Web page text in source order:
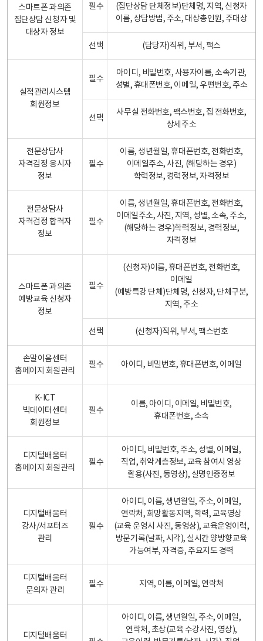
스마트폰 과의존
집단상담 신청자 및
대상자 정보
필수
(집단상담 단체정보)단체명, 지역, 신청자
이름, 상담방법, 주소, 대상총인원, 주대상
선택 (담당자)직위, 부서, 팩스
실적관리시스템
회원정보
필수
아이디, 비밀번호, 사용자이름, 소속기관,
성별, 휴대폰번호, 이메일, 우편번호, 주소
선택
사무실 전화번호, 팩스번호, 집 전화번호,
상세주소
전문상담사
자격검정 응시자
정보
필수
이름, 생년월일, 휴대폰번호, 전화번호,
이메일주소, 사진, (해당하는 경우)
학력정보, 경력정보, 자격정보
전문상담사
자격검정 합격자
정보
필수
이름, 생년월일, 휴대폰번호, 전화번호,
이메일주소, 사진, 지역, 성별, 소속, 주소,
(해당하는 경우)학력정보, 경력정보,
자격정보
스마트폰 과의존
예방교육 신청자
정보
필수
(신청자)이름, 휴대폰번호, 전화번호,
이메일
(예방특강 단체)단체명, 신청자, 단체구분,
지역, 주소
선택 (신청자)직위, 부서, 팩스번호
손말이음센터
홈페이지 회원관리
필수 아이디, 비밀번호, 휴대폰번호, 이메일
K-ICT
빅데이터센터
회원정보
필수
이름, 아이디, 이메일, 비밀번호,
휴대폰번호, 소속
디지털배움터
홈페이지 회원관리
필수
아이디, 비밀번호, 주소, 성별, 이메일,
직업, 취약계층정보, 교육 참여시 영상
촬용(사진, 동영상), 실명인증정보
디지털배움터
강사/서포터즈
관리
필수
아이디, 이름, 생년월일, 주소, 이메일,
연락처, 희망활동지역, 학력, 교육영상
(교육 운영시 사진, 동영상), 교육운영이력,
방문기록(날짜, 시각), 실시간 양방향교육
가능여부, 자격증, 주요지도 경력
디지털배움터
문의자 관리
필수 지역, 이름, 이메일, 연락처
디지털배움터
아이디, 이름, 생년월일, 주소, 이메일,
연락처, 초상(교육 수강사진, 영상),